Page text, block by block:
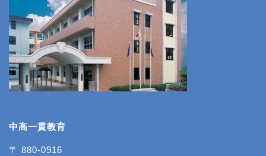
中高一貫教育
〒 880-0916